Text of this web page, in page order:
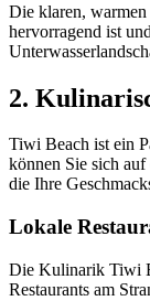
Die klaren, warmen
hervorragend ist
2.
Tiwi Beach ist ein
können Sie sich auf
die Ihre
Lokale
Die Kulinarik Tiwi
Restaurants am